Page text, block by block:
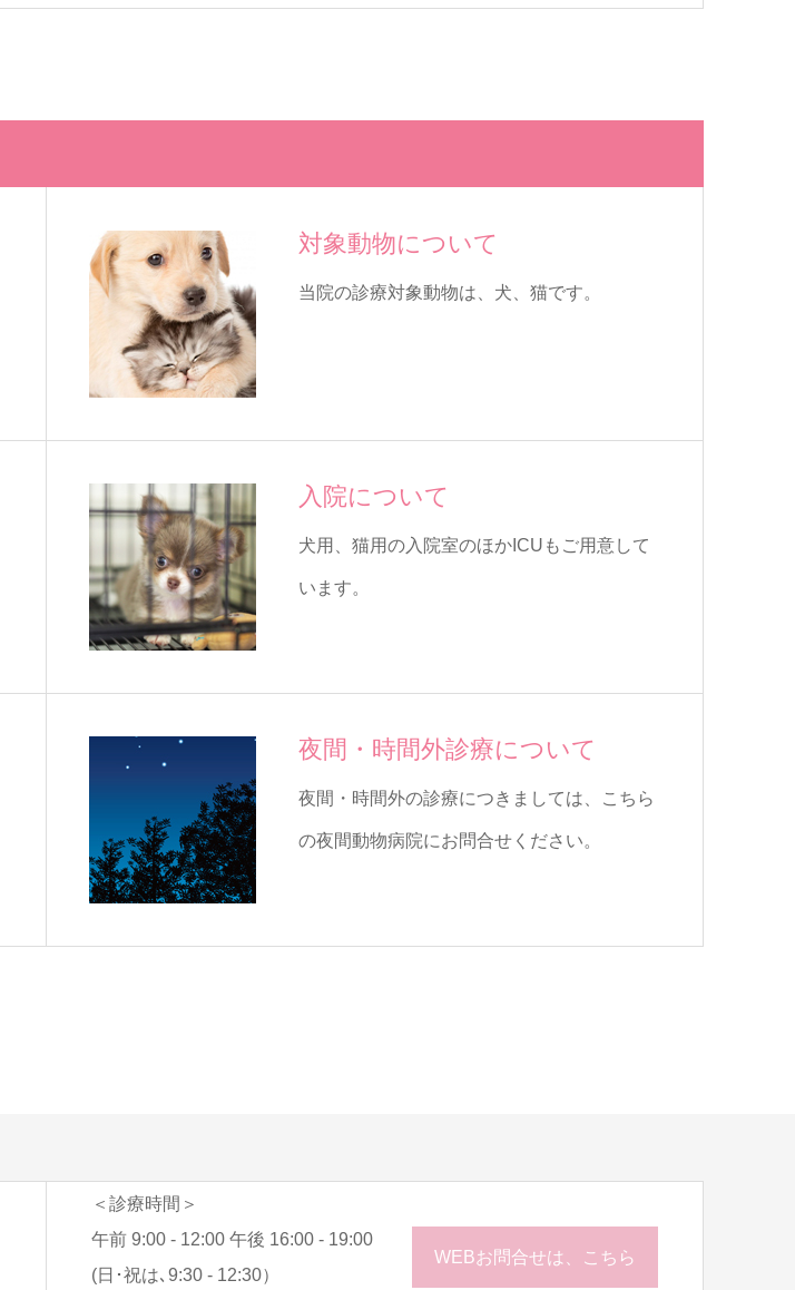
対象動物について
当院の診療対象動物は、犬、猫です。
入院について
犬用、猫用の入院室のほかICUもご用意して
います。
夜間・時間外診療について
夜間・時間外の診療につきましては、こちら
の夜間動物病院にお問合せください。
＜診療時間＞
午前 9:00 - 12:00 午後 16:00 - 19:00
(日･祝は､9:30 - 12:30）
WEBお問合せは、こちら